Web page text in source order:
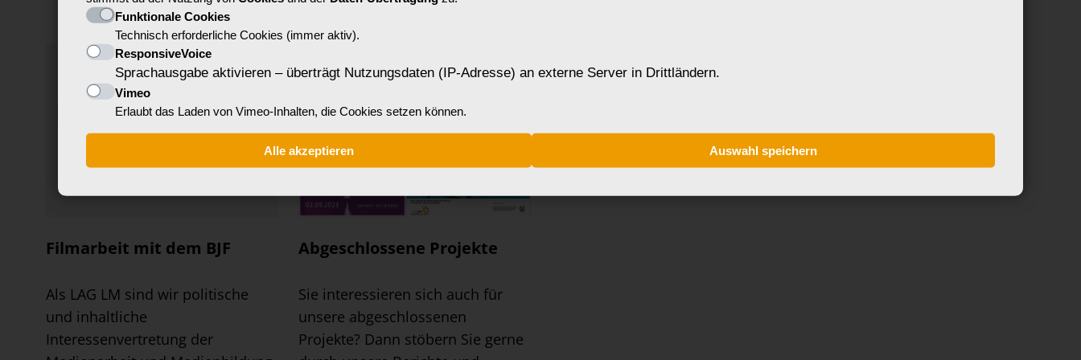
Filmarbeit mit dem BJF
Als LAG LM sind wir politische
und inhaltliche
Interessenvertretung der
Abgeschlossene Projekte
Sie interessieren sich auch für
unsere abgeschlossenen
Projekte? Dann stöbern Sie gerne
Funktionale Cookies
Technisch erforderliche Cookies (immer aktiv).
ResponsiveVoice
Sprachausgabe aktivieren – überträgt Nutzungsdaten (IP-Adresse) an externe Server in Drittländern.
Vimeo
Erlaubt das Laden von Vimeo-Inhalten, die Cookies setzen können.
Alle akzeptieren Auswahl speichern